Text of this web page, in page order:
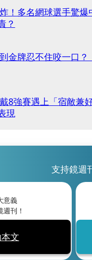
炸！多名網球選手驚
？
到金牌忍不住咬一口
戴8強賽遇上「宿敵兼
現
支持鏡週
意義
刊！
文